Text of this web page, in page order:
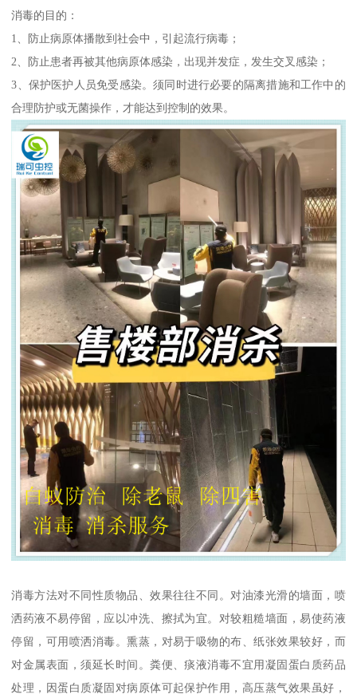
消毒的目的：
1、防止病原体播散到社会中，引起流行病毒；
2、防止患者再被其他病原体感染，出现并发症，发生交叉感染；
3、保护医护人员免受感染。须同时进行必要的隔离措施和工作中的
合理防护或无菌操作，才能达到控制的效果。
消毒方法对不同性质物品、效果往往不同。对油漆光滑的墙面，喷
洒药液不易停留，应以冲洗、擦拭为宜。对较粗糙墙面，易使药液
停留，可用喷洒消毒。熏蒸，对易于吸物的布、纸张效果较好，而
对金属表面，须延长时间。粪便、痰液消毒不宜用凝固蛋白质药品
处理，因蛋白质凝固对病原体可起保护作用，高压蒸气效果虽好，